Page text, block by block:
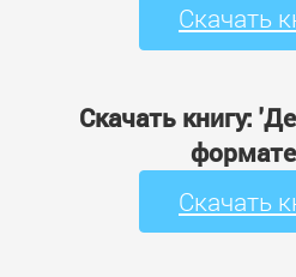
Скачать
Скачать книгу:
Скачать